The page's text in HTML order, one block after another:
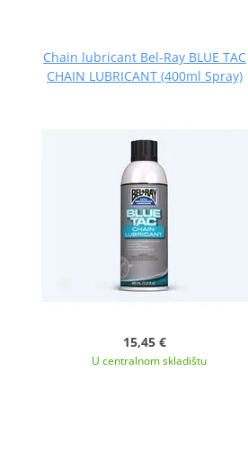
Chain lubricant Bel-Ray BLUE TAC
CHAIN LUBRICANT (400ml Spray)
15,45 €
U centralnom skladištu